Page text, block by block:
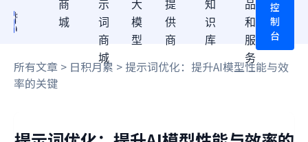
商
城
示
词
商
城
大
模
型
提
供
商
知
识
库
品
和
服
务
控
制
台
所有文章 > 日积月累 > 提示词优化：提升AI模型性能与效
率的关键